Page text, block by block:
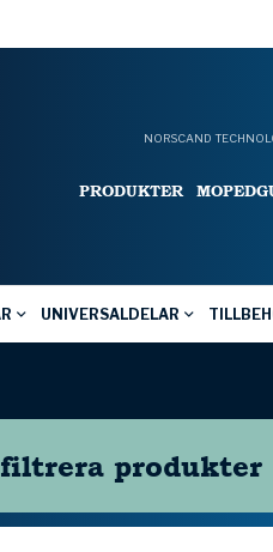
NORSCAND
PRODUKTER
UNIVERSALDELAR
produkter